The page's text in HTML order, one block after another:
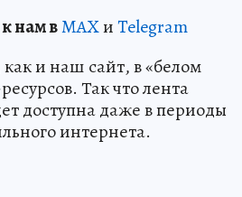
нам вMAXиTelegram
и наш сайт, в «белом
Так что лента
доступна даже в периоды
интернета.